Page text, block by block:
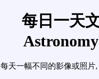
每日一天
每天一幅不同的影像或照片